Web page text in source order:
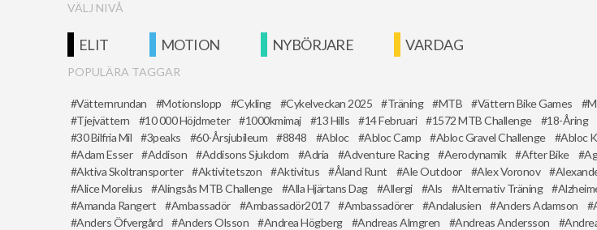
VÄLJ NIVÅ
ELIT MOTION NYBÖRJARE VARDAG
POPULÄRA TAGGAR
Vätternrundan Motionslopp Cykling Cykelveckan 2025 Träning MTB Vättern Bike Games
Tjejvättern
10 000 Höjdmeter 1000kmimaj 13 Hills 14 Februari 1572 MTB Challenge 18-Åring
30 Bilfria Mil
3peaks 60-Årsjubileum 8848 Abloc Abloc Camp Abloc Gravel Challenge Abloc
Adam Esser
Addison Addisons Sjukdom Adria Adventure Racing Aerodynamik After Bike
Aktiva Skoltransporter
Aktivitetszon Aktivitus Åland Runt Ale Outdoor Alex Voronov
Alice Morelius
Alingsås MTB Challenge Alla Hjärtans Dag Allergi Als Alternativ Träning
Amanda Rangert
Ambassadör Ambassadör2017 Ambassadörer Andalusien Anders Adamson
Anders Öfvergård
Anders Olsson Andrea Högberg Andreas Almgren Andreas Andersson